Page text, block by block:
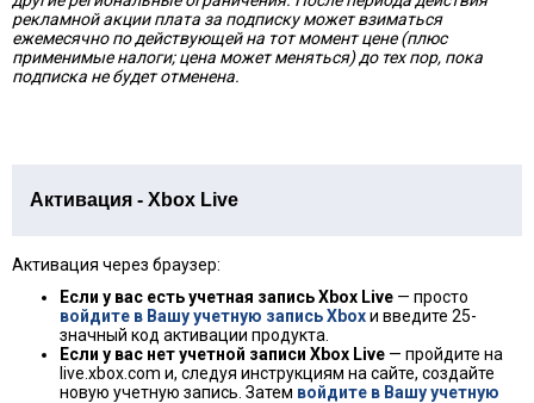
рекламной акции плата за подписку может взиматься
ежемесячно по действующей на тот момент цене (плюс
применимые налоги; цена может меняться) до тех пор, пока
подписка не будет отменена.
Активация - Xbox Live
Активация через браузер:
Если у вас есть учетная запись Xbox Live — просто
войдите в Вашу учетную запись Xboxи введите 25-
значный код активации продукта.
Если у вас нет учетной записи Xbox Live — пройдите на
live.xbox.com и, следуя инструкциям на сайте, создайте
новую учетную запись. Затем войдите в Вашу учетную